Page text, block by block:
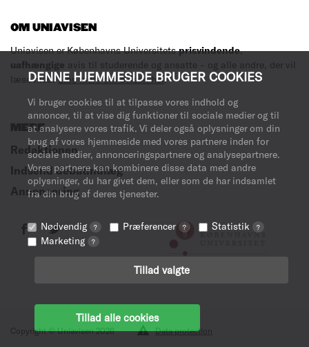
DENNE HJEMMESIDE BRUGER COOKIES
Vi bruger cookies til at tilpasse vores indhold og
annoncer, til at vise dig funktioner til sociale medier og til
at analysere vores trafik. Vi deler også oplysninger om din
brug af vores hjemmeside med vores partnere inden for
sociale medier, annonceringspartnere og analysepartnere.
Vores partnere kan kombinere disse data med andre
oplysninger, du har givet dem, eller som de har indsamlet
fra din brug af deres tjenester.
Nødvendig ? Præferencer ? Statistik ?
Marketing ?
Tillad valgte
Tillad alle cookies
OM UNIAVISEN
Uniavisen er Københavns Universitetsprisvindende,
uafhængige avis til studerende og ansatte – og alle andre, der vil
læse med.Læs mere om avisen her.
MERE
Redaktionen
Indsend debatindlæg
Annoncering
Copyright © Uniavisen 2026 Data protection